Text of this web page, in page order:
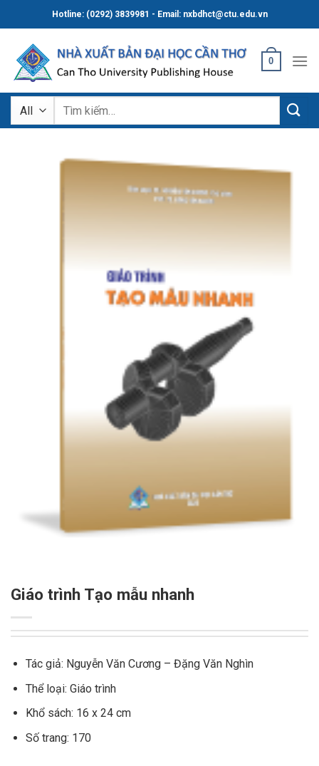
to
content
Hotline: (0292) 3839981 - Email: nxbdhct@ctu.edu.vn
0
Tìm
Giáo trình Tạo mẫu nhanh
Tác giả: Nguyễn Văn Cương– Đặng Văn Nghìn
Thể loại: Giáo trình
Khổ sách: 16 x 24 cm
Số trang: 170